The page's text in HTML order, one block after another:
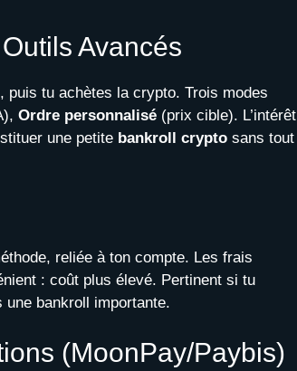
Avancés
, puis tu achètes la crypto. Trois modes
Ordre personnalisé (prix cible). L’intérêt
une petite bankroll crypto sans tout
reliée à ton compte. Les frais
: coût plus élevé. Pertinent si tu
bankroll importante.
(MoonPay/Paybis)